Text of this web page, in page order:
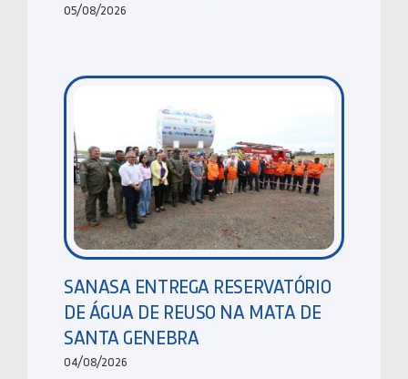
05/08/2026
SANASA ENTREGA RESERVATÓRIO
DE ÁGUA DE REUSO NA MATA DE
SANTA GENEBRA
04/08/2026